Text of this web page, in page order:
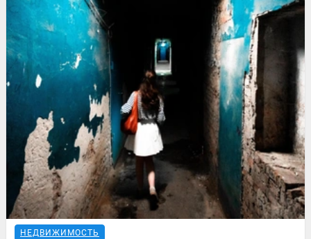
НЕДВИЖИМОСТЬ